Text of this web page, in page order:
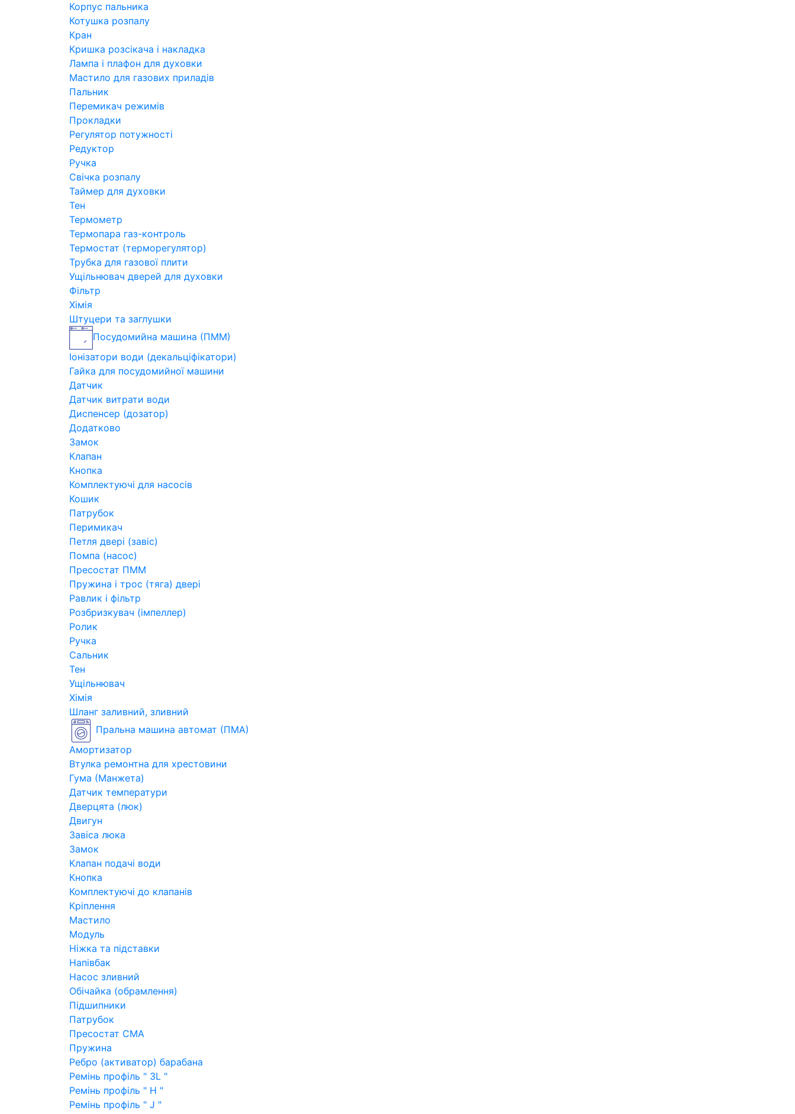
Корпус пальника
Котушка розпалу
Кран
Кришка розсікача і накладка
Лампа і плафон для духовки
Мастило для газових приладів
Пальник
Перемикач режимів
Прокладки
Регулятор потужності
Редуктор
Ручка
Свічка розпалу
Таймер для духовки
Тен
Термометр
Термопара газ-контроль
Термостат (терморегулятор)
Трубка для газової плити
Ущільнювач дверей для духовки
Фільтр
Хімія
Штуцери та заглушки
Посудомийна машина (ПММ)
Іонізатори води (декальціфікатори)
Гайка для посудомийної машини
Датчик
Датчик витрати води
Диспенсер (дозатор)
Додатково
Замок
Клапан
Кнопка
Комплектуючі для насосів
Кошик
Патрубок
Перимикач
Петля двері (завіс)
Помпа (насос)
Пресостат ПММ
Пружина і трос (тяга) двері
Равлик і фільтр
Розбризкувач (імпеллер)
Ролик
Ручка
Сальник
Тен
Ущільнювач
Хімія
Шланг заливний, зливний
Пральна машина автомат (ПМА)
Амортизатор
Втулка ремонтна для хрестовини
Гума (Манжета)
Датчик температури
Дверцята (люк)
Двигун
Завіса люка
Замок
Клапан подачі води
Кнопка
Комплектуючі до клапанів
Кріплення
Мастило
Модуль
Ніжка та підставки
Напівбак
Насос зливний
Обічайка (обрамлення)
Підшипники
Патрубок
Пресостат СМА
Пружина
Ребро (активатор) барабана
Ремінь профіль " 3L "
Ремінь профіль " H "
Ремінь профіль " J "